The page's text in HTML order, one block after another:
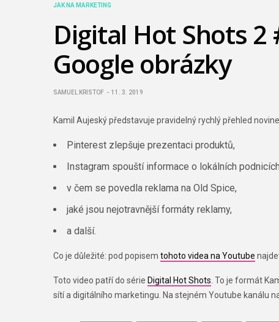
JAK NA MARKETING
Digital Hot Shots 2
Google obrázky
SAMUEL KRISTOF 11. 3. 2019
Kamil Aujeský představuje pravidelný rychlý přehled
Pinterest zlepšuje prezentaci produktů,
Instagram spouští informace o lokálních
v čem se povedla reklama na Old Spice,
jaké jsou nejotravnější formáty reklamy,
a další.
Co je důležité: pod popisemtohoto videa na Youtube
Toto video patří do série Digital Hot Shots . To je formát
sítí a digitálního marketingu. Na stejném Youtube kanálu